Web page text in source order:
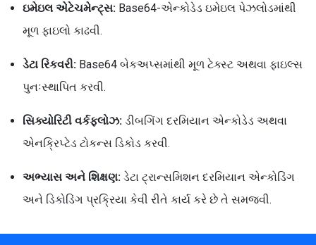
ઇમેઇલ એટેચમેન્ટ્સ: Base64-એન્કોડેડ ઇમેઇલ પેઝલોડમાંથી
મૂળ ફાઇલો કાઢવી.
ડેટા રિકવરી: Base64 બેકઅપ્સમાંથી મૂળ ટેક્સ્ટ અથવા ફાઇલ્સ
પુનઃસ્થાપિત કરવી.
સિક્યોરિટી વર્કફ્લોઝ: ડીબગિંગ દરમિયાન એન્કોડેડ અથવા
એનક્રિપ્ટેડ ટોકન્સ ડિકોડ કરવી.
અભ્યાસ અને શિક્ષણ: ડેટા ટ્રાન્સમિશન દરમિયાન એન્કોડિંગ
અને ડિકોડિંગ પ્રક્રિયા કેવી રીતે કાર્ય કરે છે તે સમજવી.